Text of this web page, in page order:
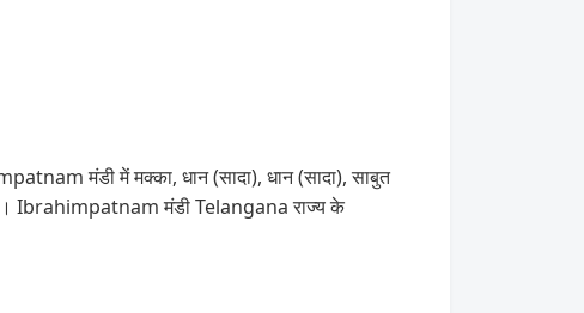
मंडी में मक्का, धान (सादा), धान (सादा), साबुत
Ibrahimpatnam मंडी Telangana राज्य के